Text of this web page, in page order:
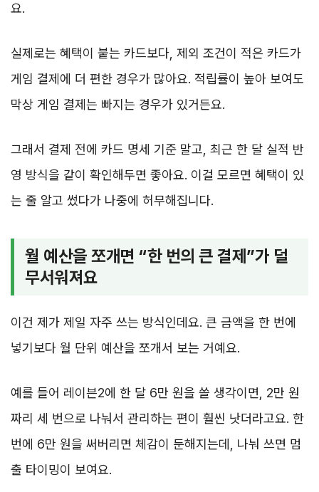
요.
실제로는 혜택이 붙는 카드보다, 제외 조건이 적은 카드가
게임 결제에 더 편한 경우가 많아요. 적립률이 높아 보여도
막상 게임 결제는 빠지는 경우가 있거든요.
그래서 결제 전에 카드 명세 기준 말고, 최근 한 달 실적 반
영 방식을 같이 확인해두면 좋아요. 이걸 모르면 혜택이 있
는 줄 알고 썼다가 나중에 허무해집니다.
월 예산을 쪼개면 “한 번의 큰 결제”가 덜
무서워져요
이건 제가 제일 자주 쓰는 방식인데요. 큰 금액을 한 번에
넣기보다 월 단위 예산을 쪼개서 보는 거예요.
예를 들어 레이븐2에 한 달 6만 원을 쓸 생각이면, 2만 원
짜리 세 번으로 나눠서 관리하는 편이 훨씬 낫더라고요. 한
번에 6만 원을 써버리면 체감이 둔해지는데, 나눠 쓰면 멈
출 타이밍이 보여요.